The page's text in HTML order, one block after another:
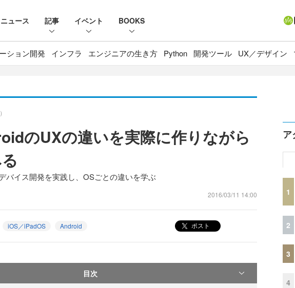
ニュース 記事 イベント BOOKS
ション開発 インフラ エンジニアの生き方 Python 開発ツール UX／デザイン
のUXの違いを実際に作りながら
バイス開発を実践し、OSごとの違いを学ぶ
2016/03/11 14:00
iOS／iPadOS Android ポスト
目次
ア
1
2
3
4